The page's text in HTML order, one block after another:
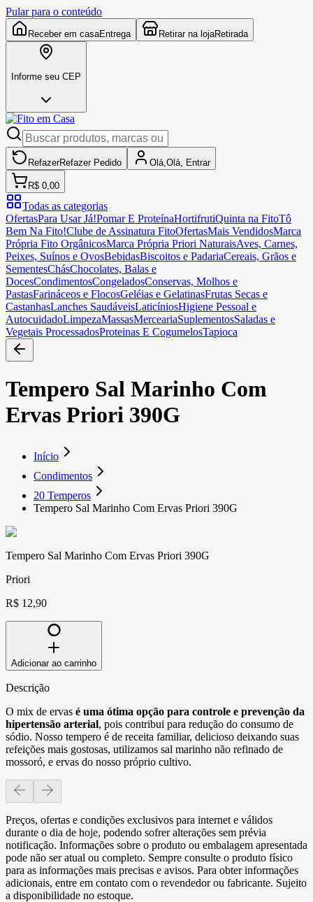
Pular para o conteúdo
Receber em casaEntrega Retirar na lojaRetirada
Informe seu CEP
RefazerRefazer Pedido Olá, Olá, Entrar
R$ 0,00
Todas as categorias
OfertasPara Usar Já!Pomar E ProteínaHortifrutiQuinta na FitoTô
Bem Na Fito!Clube de Assinatura FitoOfertasMais VendidosMarca
Própria Fito OrgânicosMarca Própria Priori NaturaisAves, Carnes,
Peixes, Suínos e OvosBebidasBiscoitos e PadariaCereais, Grãos e
SementesChásChocolates, Balas e
DocesCondimentosCongeladosConservas, Molhos e
PastasFarináceos e FlocosGeléias e GelatinasFrutas Secas e
CastanhasLanches SaudáveisLaticíniosHigiene Pessoal e
AutocuidadoLimpezaMassasMerceariaSuplementosSaladas e
Vegetais ProcessadosProteinas E CogumelosTapioca
Tempero Sal Marinho Com
Ervas Priori 390G
Início
Condimentos
20 Temperos
Tempero Sal Marinho Com Ervas Priori 390G
Tempero Sal Marinho Com Ervas Priori 390G
Priori
R$ 12,90
Adicionar ao carrinho
Descrição
O mix de ervas é uma ótima opção para controle e prevenção da
hipertensão arterial, pois contribui para redução do consumo de
sódio. Nosso tempero é de receita familiar, delicioso deixando suas
refeições mais gostosas, utilizamos sal marinho não refinado de
mossoró, e ervas do nosso próprio cultivo.
Preços, ofertas e condições exclusivos para internet e válidos
durante o dia de hoje, podendo sofrer alterações sem prévia
notificação. Informações sobre o produto ou embalagem apresentada
pode não ser atual ou completo. Sempre consulte o produto físico
para as informações mais precisas e avisos. Para obter informações
adicionais, entre em contato com o revendedor ou fabricante. Sujeito
a disponibilidade no estoque.